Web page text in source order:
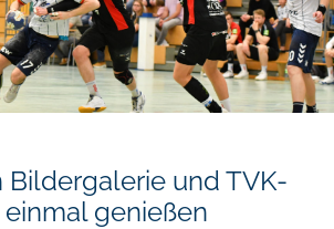
Bildergalerie und TVK-
genießen